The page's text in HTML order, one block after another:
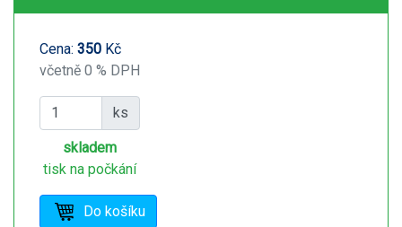
Cena: 350 Kč
včetně 0 % DPH
ks
skladem
tisk na počkání